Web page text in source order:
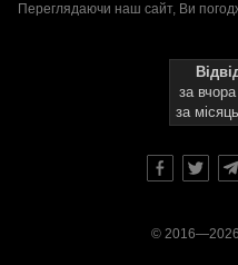
Переглядаючи наш сайт, Ви
за вчора
за місяць
©